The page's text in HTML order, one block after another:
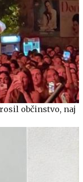
občinstvo, naj